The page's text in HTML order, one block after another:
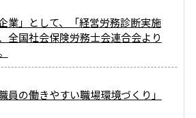
業」として、「経営労務診断実施
全国社会保険労務士会連合会より
員の働きやすい職場環境づくり」